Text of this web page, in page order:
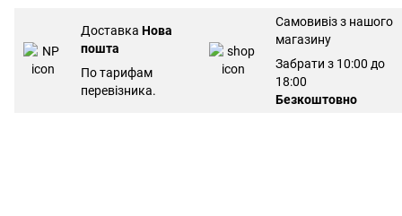
Доставка Нова
пошта
По тарифам
перевізника.
Самовивіз з нашого
магазину
Забрати з 10:00 до
18:00
Безкоштовно